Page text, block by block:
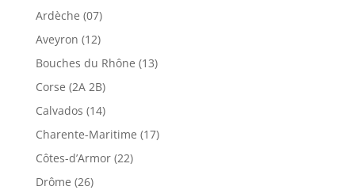
Ardèche (07)
Aveyron (12)
Bouches du Rhône (13)
Corse (2A 2B)
Calvados (14)
Charente-Maritime (17)
Côtes-d’Armor (22)
Drôme (26)